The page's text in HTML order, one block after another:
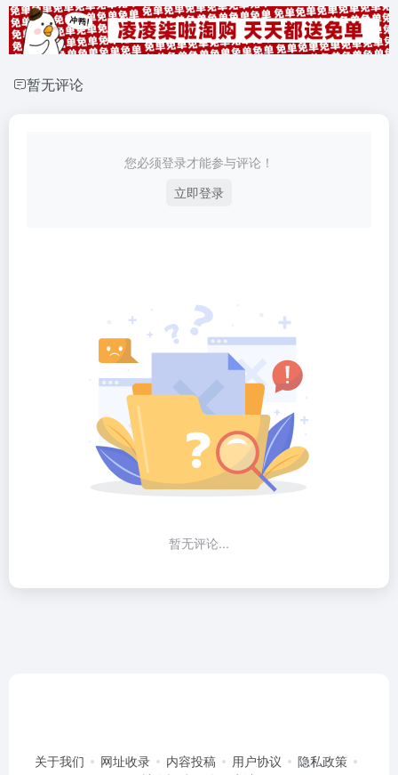
暂无评论
您必须登录才能参与评论！
立即登录
暂无评论...
关于我们 网址收录 内容投稿 用户协议
隐私政策